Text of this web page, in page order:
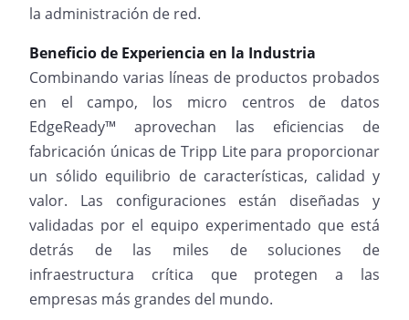
la administración de red.
Beneficio de Experiencia en la Industria
Combinando varias líneas de productos probados
en el campo, los micro centros de datos
EdgeReady™ aprovechan las eficiencias de
fabricación únicas de Tripp Lite para proporcionar
un sólido equilibrio de características, calidad y
valor. Las configuraciones están diseñadas y
validadas por el equipo experimentado que está
detrás de las miles de soluciones de
infraestructura crítica que protegen a las
empresas más grandes del mundo.